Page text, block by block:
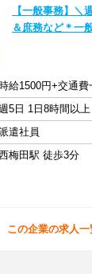
【一般事務】＼
＆庶務など＊一
給1500円+交通費
5日 1日8時間以上
遣社員
梅田駅 徒歩3分
この企業の求人一